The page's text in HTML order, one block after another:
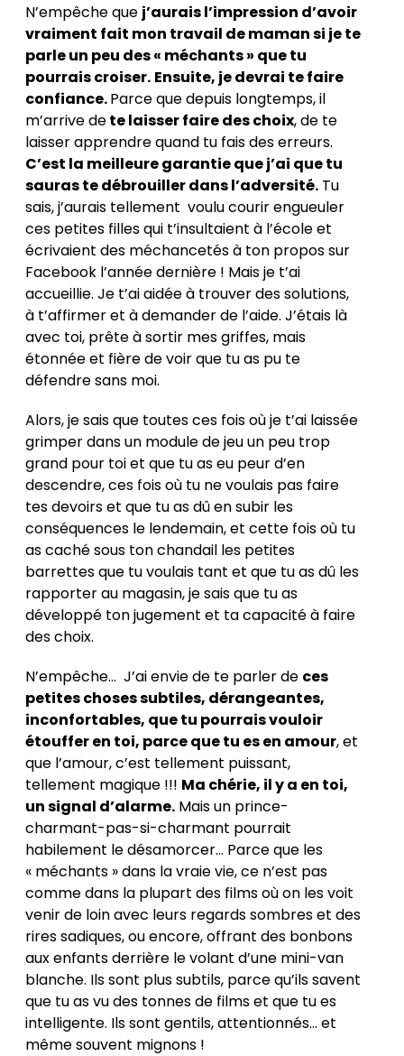
N’empêche que j’aurais l’impression d’avoir
vraiment fait mon travail de maman si je te
parle un peu des « méchants » que tu
pourrais croiser. Ensuite, je devrai te faire
confiance.Parce que depuis longtemps, il
m’arrive dete laisser faire des choix, de te
laisser apprendre quand tu fais des erreurs.
C’est la meilleure garantie que j’ai que tu
sauras te débrouiller dans l’adversité. Tu
sais, j’aurais tellement voulu courir engueuler
ces petites filles qui t’insultaient à l’école et
écrivaient des méchancetés à ton propos sur
Facebook l’année dernière ! Mais je t’ai
accueillie. Je t’ai aidée à trouver des solutions,
à t’affirmer et à demander de l’aide. J’étais là
avec toi, prête à sortir mes griffes, mais
étonnée et fière de voir que tu as pu te
défendre sans moi.
Alors, je sais que toutes ces fois où je t’ai laissée
grimper dans un module de jeu un peu trop
grand pour toi et que tu as eu peur d’en
descendre, ces fois où tu ne voulais pas faire
tes devoirs et que tu as dû en subir les
conséquences le lendemain, et cette fois où tu
as caché sous ton chandail les petites
barrettes que tu voulais tant et que tu as dû les
rapporter au magasin, je sais que tu as
développé ton jugement et ta capacité à faire
des choix.
N’empêche… J’ai envie de te parler de ces
petites choses subtiles, dérangeantes,
inconfortables, que tu pourrais vouloir
étouffer en toi, parce que tu es en amour, et
que l’amour, c’est tellement puissant,
tellement magique !!! Ma chérie, il y a en toi,
un signal d’alarme. Mais un prince-
charmant-pas-si-charmant pourrait
habilement le désamorcer… Parce que les
« méchants » dans la vraie vie, ce n’est pas
comme dans la plupart des films où on les voit
venir de loin avec leurs regards sombres et des
rires sadiques, ou encore, offrant des bonbons
aux enfants derrière le volant d’une mini-van
blanche. Ils sont plus subtils, parce qu’ils savent
que tu as vu des tonnes de films et que tu es
intelligente. Ils sont gentils, attentionnés… et
même souvent mignons !